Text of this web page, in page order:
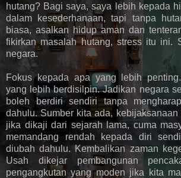
hutang? Bagi saya, saya lebih kepada
dalam kesederhanaan, tapi tanpa
biasa, asalkan hidup aman dan
fikirkan masalah hutang, stress itu ini.
negara.
Fokus kepada apa yang lebih
yang lebih berdisilpin. Jadikan negara
boleh berdiri sendiri tanpa
dahulu. Sumber kita ada, kebijaksanaan
jika dikaji dari sejarah lama, cuma
memandang rendah kepada diri
diubah dahulu. Kembalikan zaman
Usah dikejar pembangunan
pengangkutan yang moden jika kita